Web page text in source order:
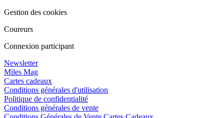
Gestion des cookies
Coureurs
Connexion participant
Newsletter
Miles Mag
Cartes cadeaux
Conditions générales d'utilisation
Politique de confidentialité
Conditions générales de vente